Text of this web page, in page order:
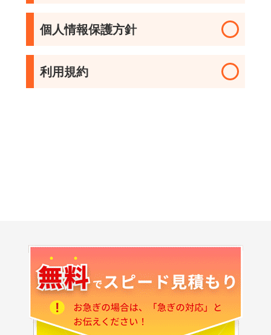
個人情報保護方針
利用規約